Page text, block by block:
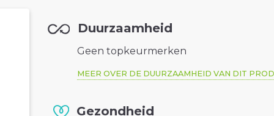
Duurzaamheid
Geen topkeurmerken
MEER OVER DE DUURZAAMHEID VAN DIT
Gezondheid